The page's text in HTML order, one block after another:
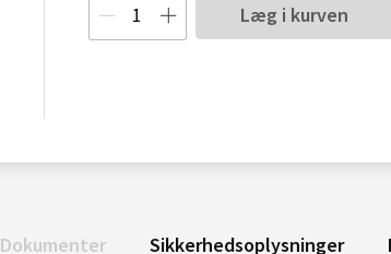
Læg i kurven
Dokumenter Sikkerhedsoplysninger